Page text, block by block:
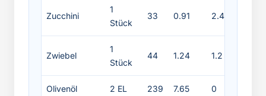
Zucchini
1
Stück
33 0.91 2.4
Zwiebel
1
Stück
44 1.24 1.2
Olivenöl 2 EL 239 7.65 0